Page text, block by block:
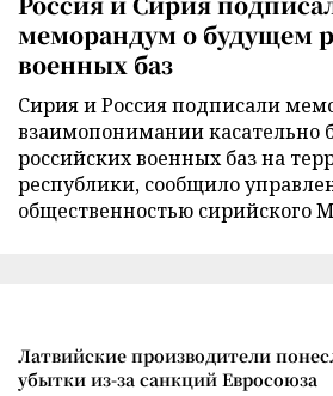
меморандум о будущем
военных баз
Сирия и Россия подписали
взаимопонимании касательно
российских военных баз на
республики, сообщило
общественностью сирийского
Латвийские производители
убытки из-за санкций Евросоюза